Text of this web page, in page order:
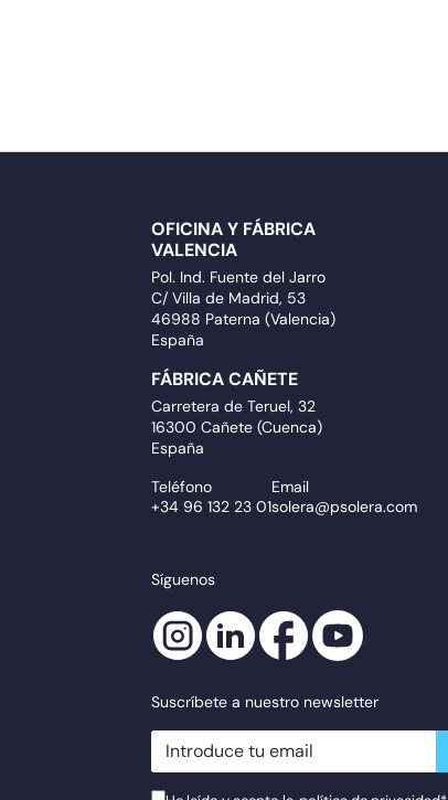
OFICINA Y FÁBRICA
VALENCIA
Pol. Ind. Fuente del Jarro
C/ Villa de Madrid, 53
46988 Paterna (Valencia)
España
FÁBRICA CAÑETE
Carretera de Teruel, 32
16300 Cañete (Cuenca)
España
Teléfono
+34 96 132 23 01
Email
solera@psolera.com
Síguenos
Suscríbete a nuestro newsletter
newsletter.suscribe